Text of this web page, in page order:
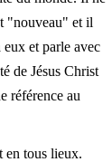
"nouveau" et il
et parle avec
de Jésus Christ
référence au
en tous lieux.